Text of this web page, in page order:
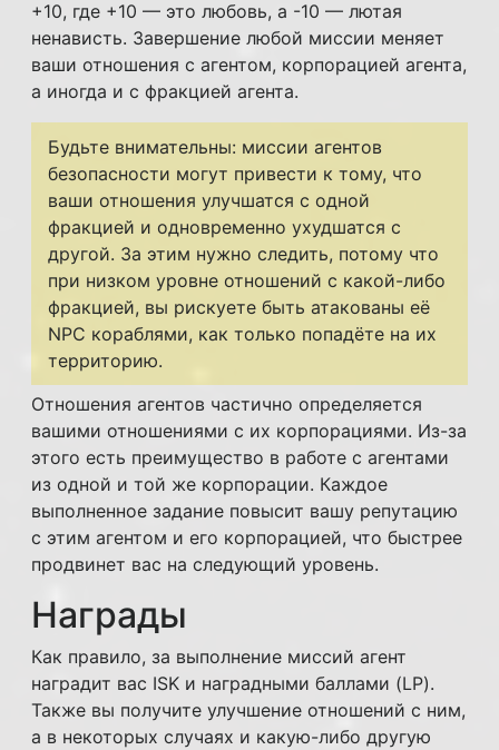
+10, где +10 — это любовь, а -10 — лютая
ненависть. Завершение любой миссии меняет
ваши отношения с агентом, корпорацией агента,
а иногда и с фракцией агента.
Будьте внимательны: миссии агентов
безопасности могут привести к тому, что
ваши отношения улучшатся с одной
фракцией и одновременно ухудшатся с
другой. За этим нужно следить, потому что
при низком уровне отношений с какой-либо
фракцией, вы рискуете быть атакованы её
NPC кораблями, как только попадёте на их
территорию.
Отношения агентов частично определяется
вашими отношениями с их корпорациями. Из-за
этого есть преимущество в работе с агентами
из одной и той же корпорации. Каждое
выполненное задание повысит вашу репутацию
с этим агентом и его корпорацией, что быстрее
продвинет вас на следующий уровень.
Награды
Как правило, за выполнение миссий агент
наградит вас ISK и наградными баллами (LP).
Также вы получите улучшение отношений с ним,
а в некоторых случаях и какую-либо другую